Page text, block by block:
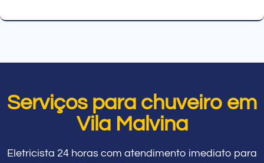
Serviços para chuveiro em
Vila Malvina
Eletricista 24 horas com atendimento imediato para